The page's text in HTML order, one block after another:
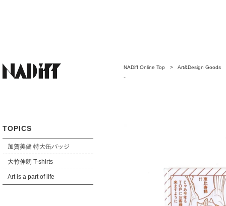
TOPICS
加賀美健 特大缶バッジ
大竹伸朗 T-shirts
Art is a part of life
NADiff Online Top > Art&Design Goods
-